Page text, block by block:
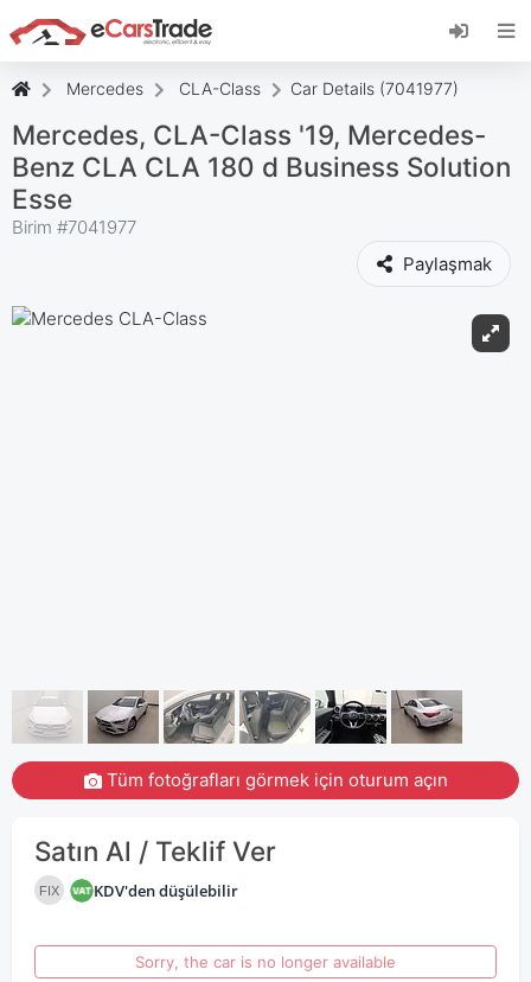
eCarsTrade web uygulamasını yükleyin, Ana
Ekranınıza ekleyin ve anında güncellemeler alın.
Düzenlemek
İptal etmek
Mercedes CLA-Class Car Details (7041977)
Mercedes, CLA-Class '19, Mercedes-
Benz CLA CLA 180 d Business Solution
Esse
Birim #7041977
Paylaşmak
Tüm fotoğrafları görmek için oturum açın
Satın Al / Teklif Ver
FIX KDV'den düşülebilir
Sorry, the car is no longer available